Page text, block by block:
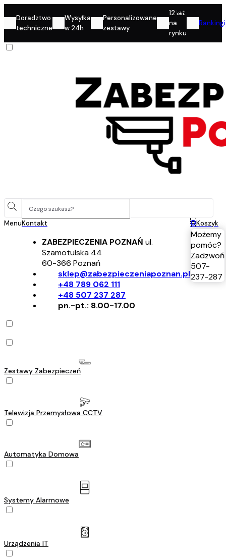
Doradztwo
techniczne
Wysyłka
w 24h
Personalizowane
zestawy
12 lat
na
rynku
Rankingi
MenuKontakt
ZABEZPIECZENIA POZNAŃ ul.
Szamotulska 44
60-366 Poznań
sklep@zabezpieczeniapoznan.pl
+48 789 062 111
+48 507 237 287
pn.-pt.: 8.00-17.00
Konto
0Koszyk
Możemy
pomóc?
Zadzwoń
507-
237-287
Zestawy Zabezpieczeń
Telewizja Przemysłowa CCTV
Automatyka Domowa
Systemy Alarmowe
Urządzenia IT